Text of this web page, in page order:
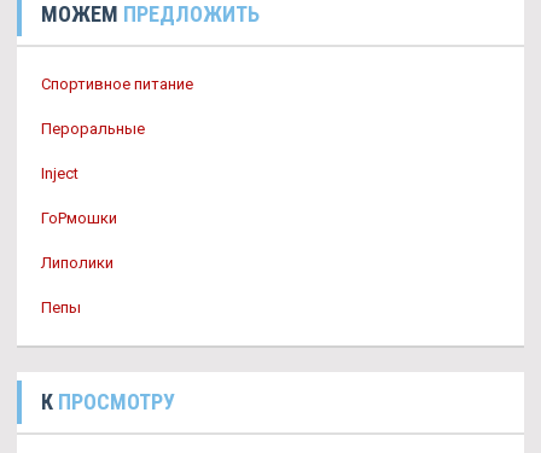
МОЖЕМ ПРЕДЛОЖИТЬ
Спортивное питание
Пероральные
Inject
ГоРмошки
Липолики
Пепы
К ПРОСМОТРУ